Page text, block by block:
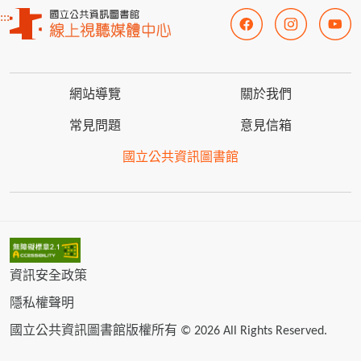
:::
網站導覽 關於我們
常見問題 意見信箱
國立公共資訊圖書館
資訊安全政策
隱私權聲明
國立公共資訊圖書館版權所有 © 2026 All Rights Reserved.